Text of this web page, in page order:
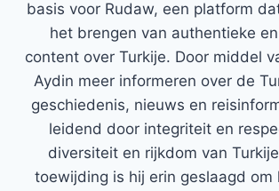
basis voor Rudaw, een platform
het brengen van authentieke
content over Turkije. Door middel
Aydin meer informeren over de
geschiedenis, nieuws en
leidend door integriteit en
diversiteit en rijkdom van
toewijding is hij erin geslaagd om